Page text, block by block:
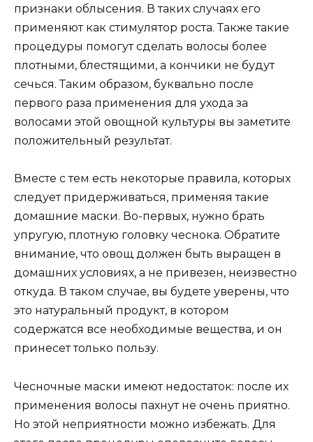
признаки облысения. В таких случаях его
применяют как стимулятор роста. Также такие
процедуры помогут сделать волосы более
плотными, блестящими, а кончики не будут
сечься. Таким образом, буквально после
первого раза применения для ухода за
волосами этой овощной культуры вы заметите
положительный результат.
Вместе с тем есть некоторые правила, которых
следует придерживаться, применяя такие
домашние маски. Во-первых, нужно брать
упругую, плотную головку чеснока. Обратите
внимание, что овощ должен быть выращен в
домашних условиях, а не привезен, неизвестно
откуда. В таком случае, вы будете уверены, что
это натуральный продукт, в котором
содержатся все необходимые вещества, и он
принесет только пользу.
Чесночные маски имеют недостаток: после их
применения волосы пахнут не очень приятно.
Но этой неприятности можно избежать. Для